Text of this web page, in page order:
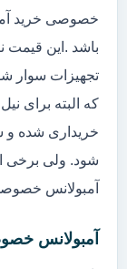
خصوصی خرید
باشد .این قیمت
تجهیزات سوار
که البته برای
خریداری شده
شود. ولی برخی
آمبولانس
آمبولانس